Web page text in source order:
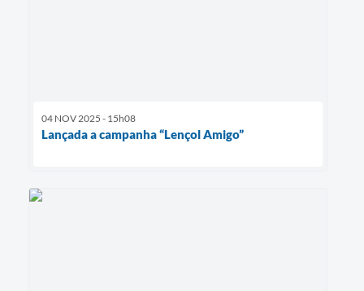
04 NOV 2025 - 15h08
Lançada a campanha “Lençol Amigo”